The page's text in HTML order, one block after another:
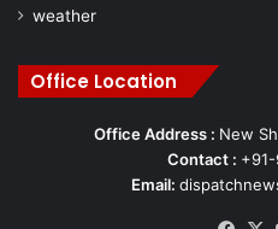
weather
Office Location
Office Address : New
Contact :
Email: